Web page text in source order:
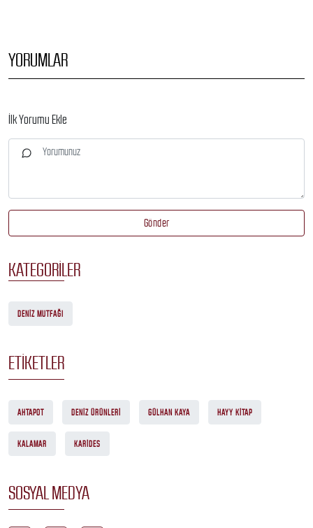
YORUMLAR
İlk Yorumu Ekle
Gönder
KATEGORILER
DENIZ MUTFAĞI
ETIKETLER
AHTAPOT DENIZ ÜRÜNLERI GÜLHAN KAYA HAYY KITAP
KALAMAR KARIDES
SOSYAL MEDYA